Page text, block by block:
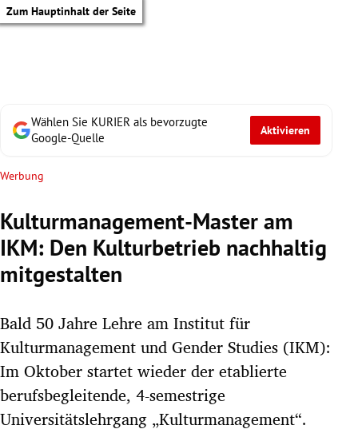
Zum Hauptinhalt der Seite
Untermenü
Untermenü
Wählen Sie KURIER als bevorzugte
Google-Quelle
Aktivieren
Werbung
Kulturmanagement-Master am
IKM: Den Kulturbetrieb nachhaltig
mitgestalten
Bald 50 Jahre Lehre am Institut für
Kulturmanagement und Gender Studies (IKM):
Im Oktober startet wieder der etablierte
berufsbegleitende, 4-semestrige
Universitätslehrgang „Kulturmanagement“.